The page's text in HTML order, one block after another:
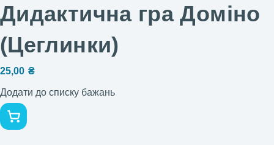
Дидактична гра Доміно
(Цеглинки)
25,00 ₴
Додати до списку бажань